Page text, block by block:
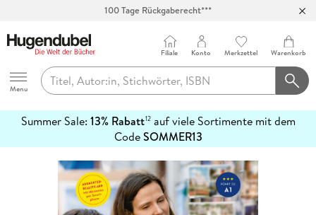
100 Tage Rückgaberecht***
Hugendubel
Menu
Filiale Konto Merkzettel Warenkorb
Summer Sale: 13% Rabatt12auf viele Sortimente mit dem
CodeSOMMER13
erfahren